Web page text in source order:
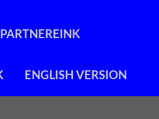
PARTNEREINK
ENGLISH VERSION